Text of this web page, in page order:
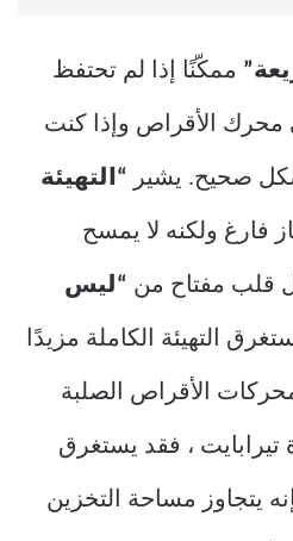
ممكّنًا إذا لم تحتفظ
محرك الأقراص وإذا كنت
صحيح. يشير “التهيئة
فارغ ولكنه لا يمسح
قلب مفتاح من “ليس
التهيئة الكاملة مزيدًا
الأقراص الصلبة
تيرابايت ، فقد يستغرق
يتجاوز مساحة التخزين